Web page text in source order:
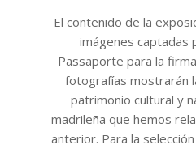
El contenido de la
imágenes captadas
Passaporte para la
fotografías mostrarán
patrimonio cultural y
madrileña que hemos
anterior. Para la